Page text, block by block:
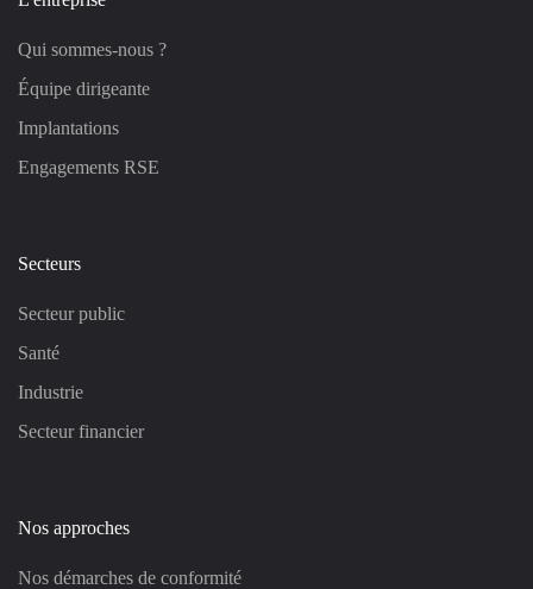
Qui sommes-nous ?
Équipe dirigeante
Implantations
Engagements RSE
Secteurs
Secteur public
Santé
Industrie
Secteur financier
Nos approches
Nos démarches de conformité